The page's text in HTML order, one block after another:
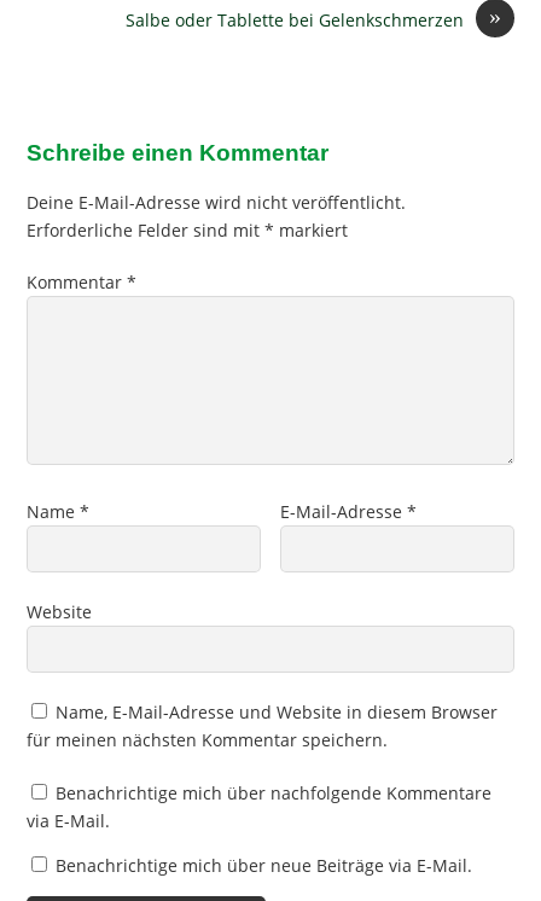
»
Salbe oder Tablette bei Gelenkschmerzen
Schreibe einen Kommentar
Deine E-Mail-Adresse wird nicht veröffentlicht.
Erforderliche Felder sind mit* markiert
Kommentar*
Name* E-Mail-Adresse*
Website
Name, E-Mail-Adresse und Website in diesem Browser
für meinen nächsten Kommentar speichern.
Benachrichtige mich über nachfolgende Kommentare
via E-Mail.
Benachrichtige mich über neue Beiträge via E-Mail.